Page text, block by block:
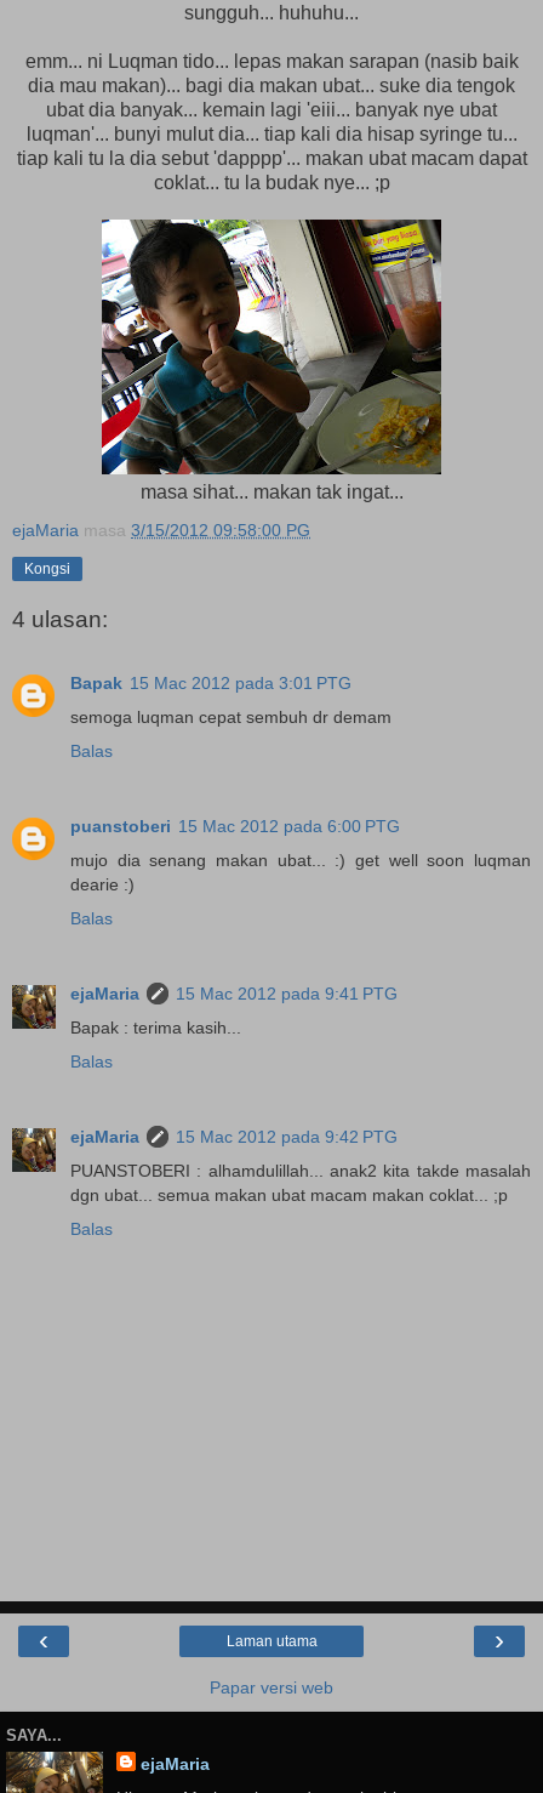
sungguh... huhuhu...
emm... ni Luqman tido... lepas makan sarapan (nasib baik
dia mau makan)... bagi dia makan ubat... suke dia tengok
ubat dia banyak... kemain lagi 'eiii... banyak nye ubat
luqman'... bunyi mulut dia... tiap kali dia hisap syringe tu...
tiap kali tu la dia sebut 'dapppp'... makan ubat macam dapat
coklat... tu la budak nye... ;p
masa sihat... makan tak ingat...
ejaMaria masa 3/15/2012 09:58:00 PG
Kongsi
4 ulasan:
Bapak 15 Mac 2012 pada 3:01 PTG
semoga luqman cepat sembuh dr demam
Balas
puanstoberi 15 Mac 2012 pada 6:00 PTG
mujo dia senang makan ubat... :) get well soon luqman
dearie :)
Balas
ejaMaria
15 Mac 2012 pada 9:41 PTG
Bapak : terima kasih...
Balas
ejaMaria
15 Mac 2012 pada 9:42 PTG
PUANSTOBERI : alhamdulillah... anak2 kita takde masalah
dgn ubat... semua makan ubat macam makan coklat... ;p
Balas
‹ ›
Laman utama
Papar versi web
SAYA...
ejaMaria